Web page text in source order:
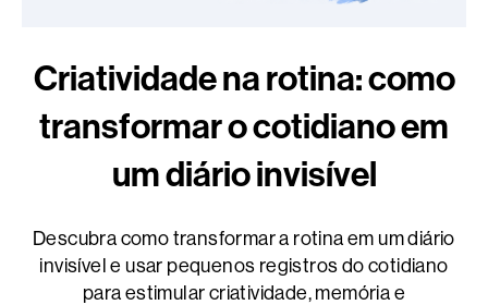
Criatividade na rotina: como
transformar o cotidiano em
um diário invisível
Descubra como transformar a rotina em um diário
invisível e usar pequenos registros do cotidiano
para estimular criatividade, memória e